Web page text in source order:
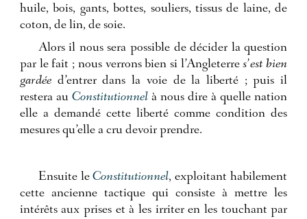
huile, bois, gants, bottes, souliers, tissus de laine, de
coton, de lin, de soie.
Alors il nous sera possible de décider la question
par le fait ; nous verrons bien si l’Angleterres’est bien
gardéed’entrer dans la voie de la liberté ; puis il
restera au Constitutionnelà nous dire à quelle nation
elle a demandé cette liberté comme condition des
mesures qu’elle a cru devoir prendre.
Ensuite leConstitutionnel, exploitant habilement
cette ancienne tactique qui consiste à mettre les
intérêts aux prises et à les irriter en les touchant par